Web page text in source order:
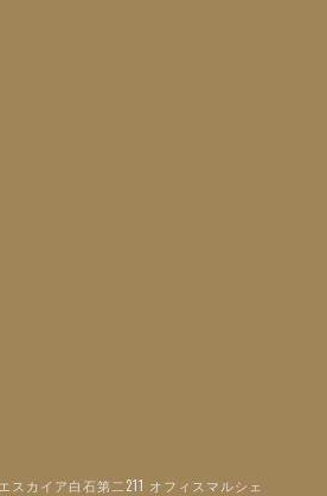
カイア白石第二211 オフィスマルシェ